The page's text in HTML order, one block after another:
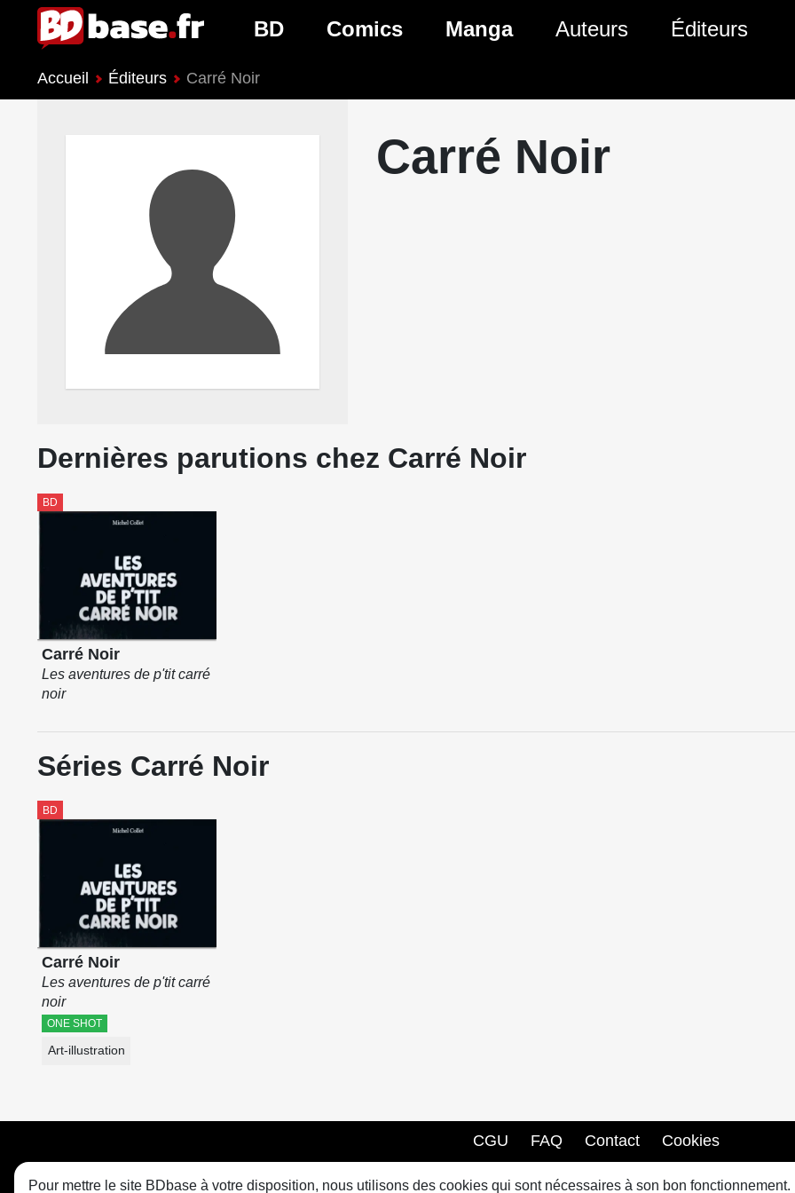
BD Comics
Genres Comics
Manga
Genres Manga
Auteurs Éditeurs
Accueil Éditeurs Carré Noir
Carré Noir
Dernières parutions chez Carré Noir
BD
Carré Noir
Les aventures de p'tit carré
noir
Séries Carré Noir
BD
Carré Noir
Les aventures de p'tit carré
noir
ONE SHOT
Art-illustration
CGU FAQ Contact Cookies
Pour mettre le site BDbase à votre disposition, nous utilisons des cookies qui sont nécessaires à son bon fonctionnement.